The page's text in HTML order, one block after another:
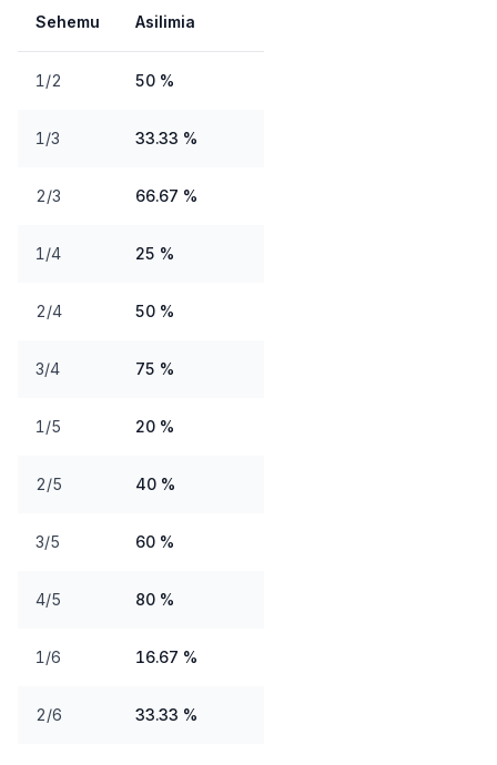
Sehemu Asilimia
1/2 50 %
1/3 33.33 %
2/3 66.67 %
1/4 25 %
2/4 50 %
3/4 75 %
1/5 20 %
2/5 40 %
3/5 60 %
4/5 80 %
1/6 16.67 %
2/6 33.33 %